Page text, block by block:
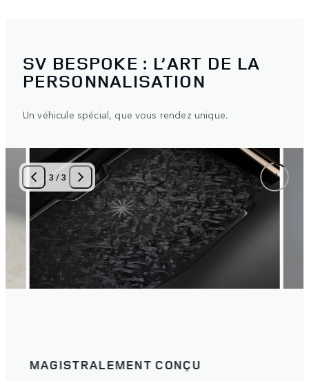
SV BESPOKE : L’ART DE LA
PERSONNALISATION
Un véhicule spécial, que vous rendez unique.
3/3
MAGISTRALEMENT CONÇU